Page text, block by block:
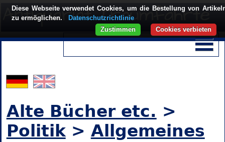
Alte Bücher etc. >
Politik> Allgemeines
Diese Webseite verwendet Cookies, um die Bestellung von
zu ermöglichen.
Datenschutzrichtlinie
Cookies verbieten
Zustimmen